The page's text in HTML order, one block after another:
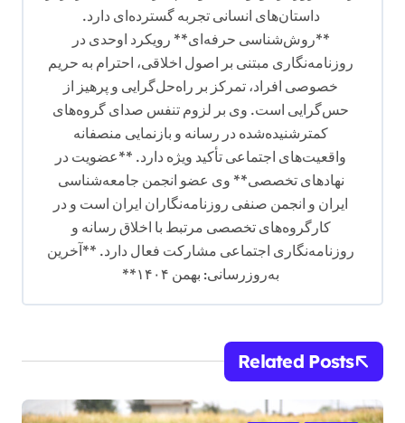
داستان‌های انسانی تجربه گسترده‌ای دارد.
**روش‌شناسی حرفه‌ای** رویکرد اوحدی در
روزنامه‌نگاری مبتنی بر اصول اخلاقی، احترام به حریم
خصوصی افراد، تمرکز بر راه‌حل‌گرایی و پرهیز از
حس‌گرایی است. وی بر لزوم تنفس صدای گروه‌های
کمترشنیده‌شده در رسانه و بازنمایی منصفانه
واقعیت‌های اجتماعی تأکید ویژه دارد. **عضویت در
نهادهای تخصصی** وی عضو انجمن جامعه‌شناسی
ایران و انجمن صنفی روزنامه‌نگاران ایران است و در
کارگروه‌های تخصصی مرتبط با اخلاق رسانه و
روزنامه‌نگاری اجتماعی مشارکت فعال دارد. **آخرین
به‌روزرسانی: بهمن ۱۴۰۴**
Related Posts